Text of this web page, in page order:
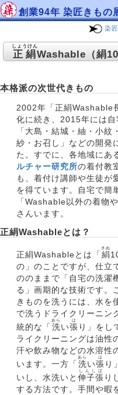
創業94年 染匠きもの
染匠
正絹
しょうけん
Washable（絹
本格派の次世代きもの
2002年「正絹Washable
化に続き、2015年には自
「大島・結城・紬・小紋
紗・お召し」などの開発
た。すでに、各地域にあ
ルチャー研究所の着付教
も、着付け講師や生徒が
を得ています。自宅で簡
「Washable以外の着物
さんいます。
正絹Washableとは？
正絹Washableとは「 絹
きぬ
の」のことですが、仕立
ののままで「自宅の洗濯
る」画期的な技術です。
きものを洗うには、水を
で洗うドライクリーニン
統的な「 洗
あら
い張
は
り」をし
ライクリーニングは油性
汗や飲み物などの水溶性
います。 一方「 洗
あら
い張
は
り
いし、水洗いと 伸子張
しんしば
り
する方法です。手間や暇